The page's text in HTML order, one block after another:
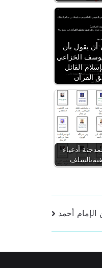
يقول بأن
الخزاعي
القائل
القرآن
أدعياء
أحمد